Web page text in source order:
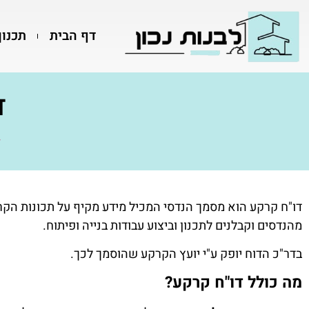
דף הבית
דו"ח קרקע הוא מסמך הנדסי המכיל מידע מקיף על תכונות
מהנדסים וקבלנים לתכנון וביצוע עבודות בנייה ופיתוח.
בדר"כ הדוח יופק ע"י יועץ הקרקע שהוסמך לכך.
מה כולל דו"ח קרקע?